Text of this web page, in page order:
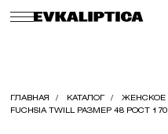
ГЛАВНАЯ КАТАЛОГ ЖЕНСКОЕ
FUCHSIA TWILL РАЗМЕР 48 РОСТ 170